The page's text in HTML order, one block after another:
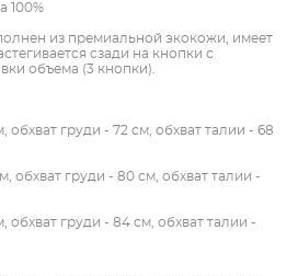
100%
из премиальной экокожи, имеет
сзади на кнопки с
объема (3 кнопки).
обхват груди - 72 см, обхват талии - 68
обхват груди - 80 см, обхват талии -
обхват груди - 84 см, обхват талии -